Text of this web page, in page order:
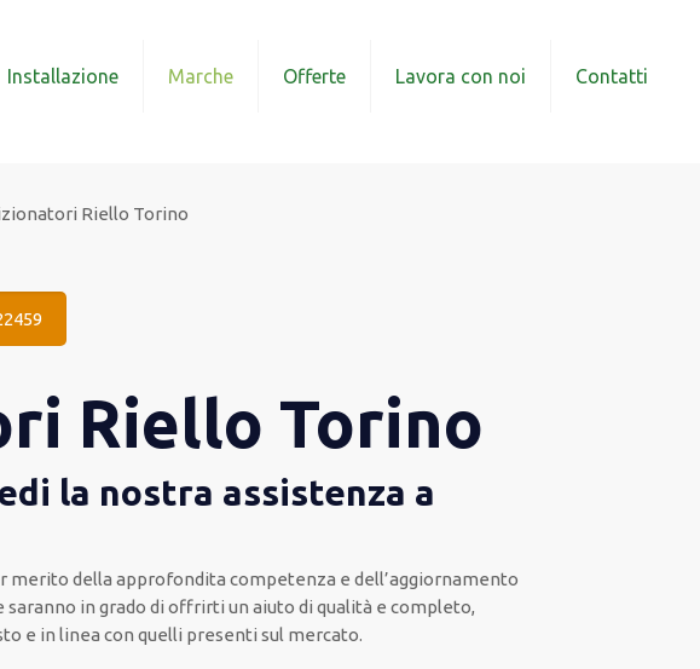
Installazione Marche Offerte Lavora con noi Contatti
Riello Torino
Riello Torino
la nostra assistenza a
merito della approfondita competenza e dell’aggiornamento
in grado di offrirti un aiuto di qualità e completo,
e in linea con quelli presenti sul mercato.